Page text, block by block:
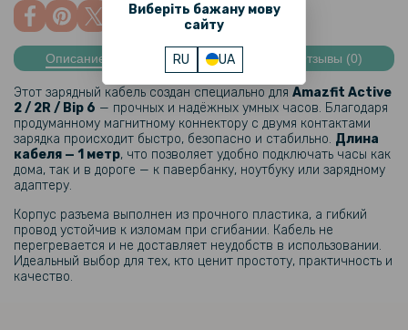
Виберіть бажану мову
сайту
RU UA
151 грн
189 грн
Ремешок Silicone для смарт-часов Amazfit Active / Active 2 / Active
2R Premium / Active 3 Premium, 20mm
159 грн
199 грн
Active 2 (6 шт), Transparent
207 грн
Описание Характеристики Отзывы (0)
Этот зарядный кабель создан специально для Amazfit Active
2 / 2R / Bip 6 — прочных и надёжных умных часов. Благодаря
продуманному магнитному коннектору с двумя контактами
зарядка происходит быстро, безопасно и стабильно. Длина
кабеля — 1 метр, что позволяет удобно подключать часы как
дома, так и в дороге — к павербанку, ноутбуку или зарядному
адаптеру.
Корпус разъема выполнен из прочного пластика, а гибкий
провод устойчив к изломам при сгибании. Кабель не
перегревается и не доставляет неудобств в использовании.
Идеальный выбор для тех, кто ценит простоту, практичность и
качество.